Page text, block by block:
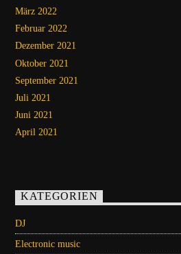
März 2022
Februar 2022
Dezember 2021
Oktober 2021
September 2021
Juli 2021
Juni 2021
April 2021
KATEGORIEN
DJ
Electronic music